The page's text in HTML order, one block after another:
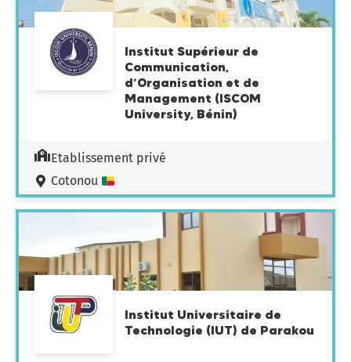
Institut Supérieur de
Communication,
d’Organisation et de
Management (ISCOM
University, Bénin)
Etablissement privé
Cotonou
Institut Universitaire de
Technologie (IUT) de Parakou